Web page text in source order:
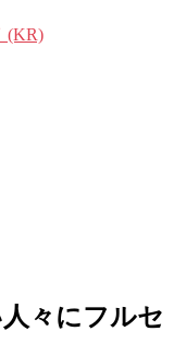
(KR)
々にフルセ